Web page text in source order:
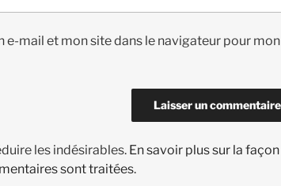
e-mail et mon site dans le navigateur pour mon
les indésirables. En savoir plus sur la façon
sont traitées.